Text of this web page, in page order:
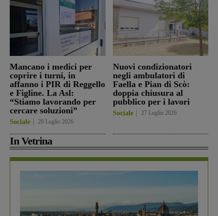
Mancano i medici per
coprire i turni, in
affanno i PIR di Reggello
e Figline. La Asl:
“Stiamo lavorando per
cercare soluzioni”
Sociale 28 Luglio 2026
Nuovi condizionatori
negli ambulatori di
Faella e Pian di Scò:
doppia chiusura al
pubblico per i lavori
Sociale 27 Luglio 2026
In Vetrina